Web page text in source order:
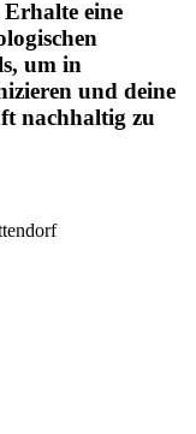
Erhalte eine
um in
und deine
nachhaltig zu